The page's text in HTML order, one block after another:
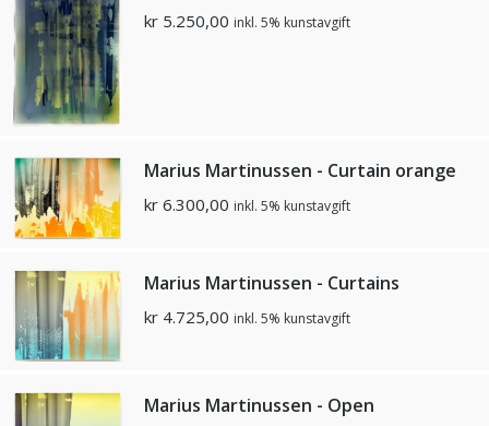
kr 5.250,00 inkl. 5% kunstavgift
Marius Martinussen - Curtain orange
kr 6.300,00 inkl. 5% kunstavgift
Marius Martinussen - Curtains
kr 4.725,00 inkl. 5% kunstavgift
Marius Martinussen - Open